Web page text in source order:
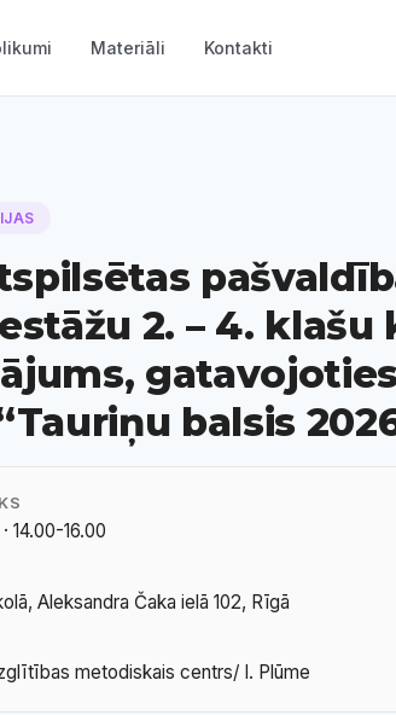
Materiāli Kontakti
2. – 4. klašu
balsis
14.00-16.00
Aleksandra Čaka ielā 102, Rīgā
metodiskais centrs/ I. Plūme